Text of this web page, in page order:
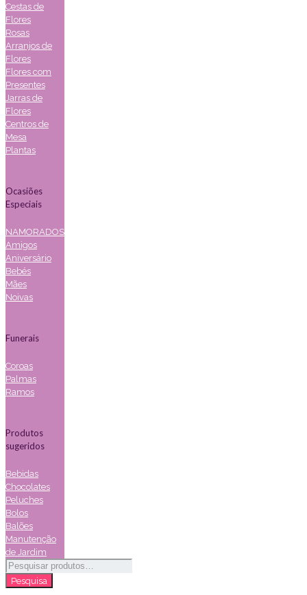
Cestas de
Flores
Rosas
Arranjos de
Flores
Flores com
Presentes
Jarras de
Flores
Centros de
Mesa
Plantas
Ocasiões
Especiais
NAMORADOS
Amigos
Aniversário
Bebés
Mães
Noivas
Funerais
Coroas
Palmas
Ramos
Produtos
sugeridos
Bebidas
Chocolates
Peluches
Bolos
Balões
Manutenção
de Jardim
Pesquisar
por:
Pesquisa